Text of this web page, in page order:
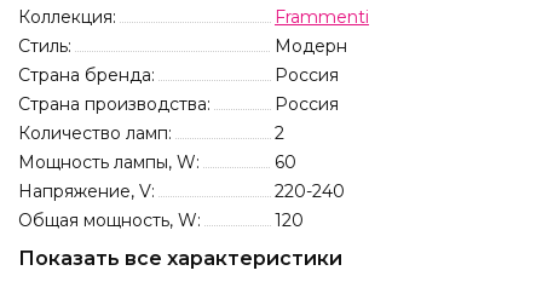
Коллекция:
Frammenti
Стиль:
Модерн
Страна бренда:
Россия
Страна производства:
Россия
Количество ламп:
2
Мощность лампы, W:
60
Напряжение, V:
220-240
Общая мощность, W:
120
Показать все характеристики